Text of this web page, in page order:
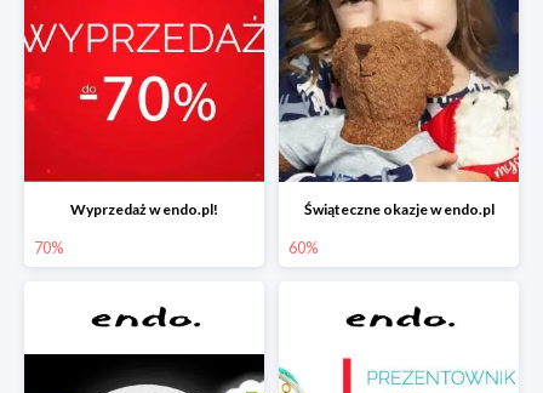
Wyprzedaż w endo.pl!
70%
Świąteczne okazje w endo.pl
60%